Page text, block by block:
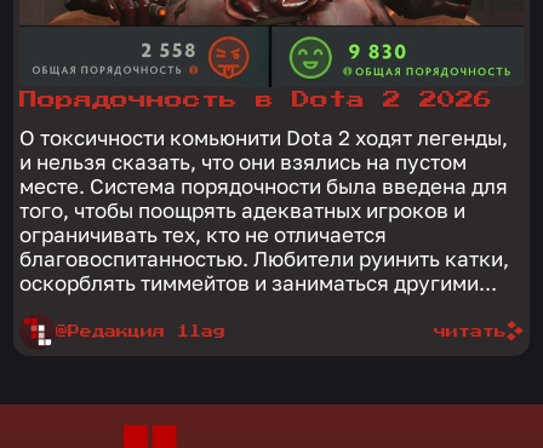
Порядочность в Dota 2 2026
О токсичности комьюнити Dota 2 ходят легенды,
и нельзя сказать, что они взялись на пустом
месте. Система порядочности была введена для
того, чтобы поощрять адекватных игроков и
ограничивать тех, кто не отличается
благовоспитанностью. Любители руинить катки,
оскорблять тиммейтов и заниматься другими...
@Редакция 1lag читать